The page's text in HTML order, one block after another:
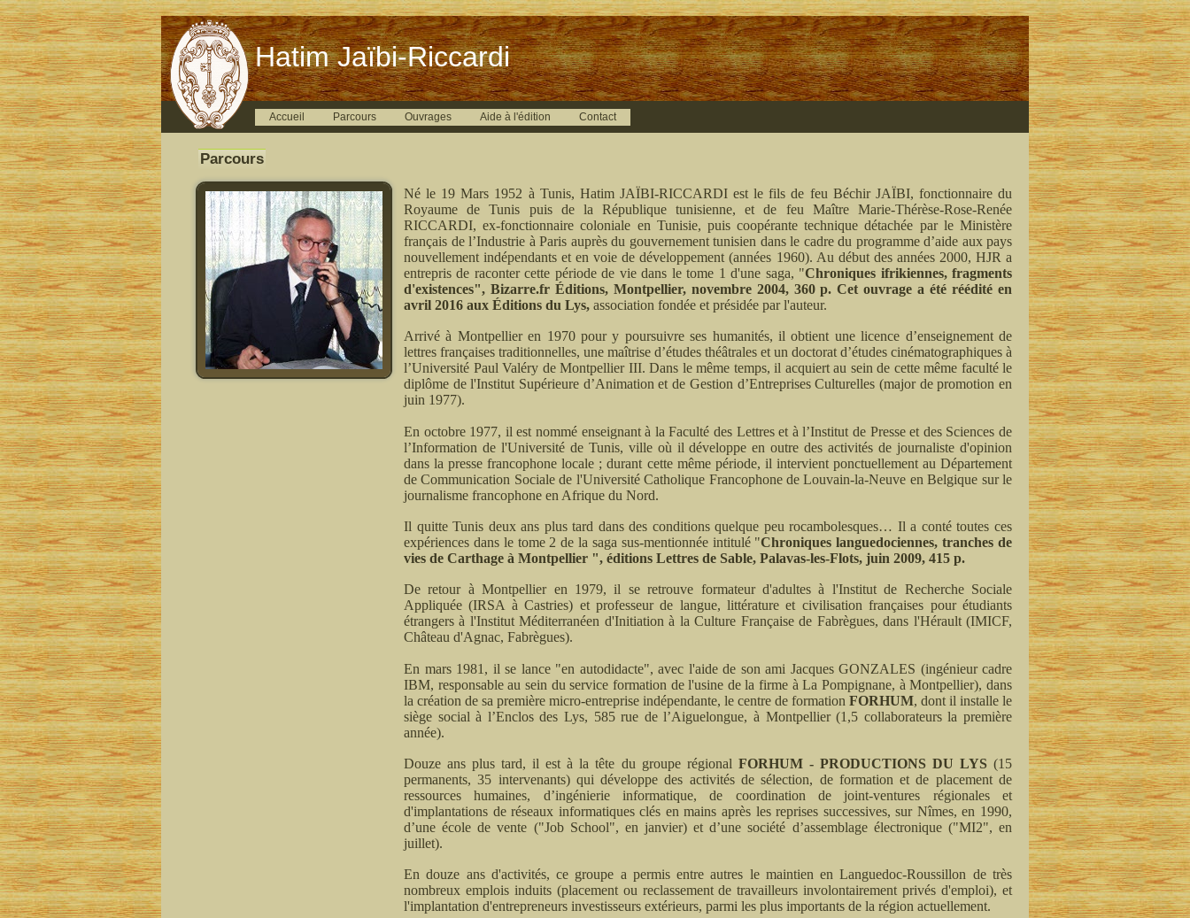
Hatim Jaïbi-Riccardi
Accueil Parcours Ouvrages Aide à l'édition Contact
Parcours
Né le 19 Mars 1952 à Tunis, Hatim JAÏBI-RICCARDI est le fils de feu Béchir JAÏBI, fonctionnaire du
Royaume de Tunis puis de la République tunisienne, et de feu Maître Marie-Thérèse-Rose-Renée
RICCARDI, ex-fonctionnaire coloniale en Tunisie, puis coopérante technique détachée par le Ministère
français de l’Industrie à Paris auprès du gouvernement tunisien dans le cadre du programme d’aide aux pays
nouvellement indépendants et en voie de développement (années 1960). Au début des années 2000, HJR a
entrepris de raconter cette période de vie dans le tome 1 d'une saga, "Chroniques ifrikiennes, fragments
d'existences", Bizarre.fr Éditions, Montpellier, novembre 2004, 360 p. Cet ouvrage a été réédité en
avril 2016 aux Éditions du Lys, association fondée et présidée par l'auteur.
Arrivé à Montpellier en 1970 pour y poursuivre ses humanités, il obtient une licence d’enseignement de
lettres françaises traditionnelles, une maîtrise d’études théâtrales et un doctorat d’études cinématographiques à
l’Université Paul Valéry de Montpellier III. Dans le même temps, il acquiert au sein de cette même faculté le
diplôme de l'Institut Supérieure d’Animation et de Gestion d’Entreprises Culturelles (major de promotion en
juin 1977).
En octobre 1977, il est nommé enseignant à la Faculté des Lettres et à l’Institut de Presse et des Sciences de
l’Information de l'Université de Tunis, ville où il développe en outre des activités de journaliste d'opinion
dans la presse francophone locale ; durant cette même période, il intervient ponctuellement au Département
de Communication Sociale de l'Université Catholique Francophone de Louvain-la-Neuve en Belgique sur le
journalisme francophone en Afrique du Nord.
Il quitte Tunis deux ans plus tard dans des conditions quelque peu rocambolesques… Il a conté toutes ces
expériences dans le tome 2 de la saga sus-mentionnée intitulé "Chroniques languedociennes, tranches de
vies de Carthage à Montpellier ", éditions Lettres de Sable, Palavas-les-Flots, juin 2009, 415 p.
De retour à Montpellier en 1979, il se retrouve formateur d'adultes à l'Institut de Recherche Sociale
Appliquée (IRSA à Castries) et professeur de langue, littérature et civilisation françaises pour étudiants
étrangers à l'Institut Méditerranéen d'Initiation à la Culture Française de Fabrègues, dans l'Hérault (IMICF,
Château d'Agnac, Fabrègues).
En mars 1981, il se lance "en autodidacte", avec l'aide de son ami Jacques GONZALES (ingénieur cadre
IBM, responsable au sein du service formation de l'usine de la firme à La Pompignane, à Montpellier), dans
la création de sa première micro-entreprise indépendante, le centre de formation FORHUM, dont il installe le
siège social à l’Enclos des Lys, 585 rue de l’Aiguelongue, à Montpellier (1,5 collaborateurs la première
année).
Douze ans plus tard, il est à la tête du groupe régional FORHUM - PRODUCTIONS DU LYS(15
permanents, 35 intervenants) qui développe des activités de sélection, de formation et de placement de
ressources humaines, d’ingénierie informatique, de coordination de joint-ventures régionales et
d'implantations de réseaux informatiques clés en mains après les reprises successives, sur Nîmes, en 1990,
d’une école de vente ("Job School", en janvier) et d’une société d’assemblage électronique ("MI2", en
juillet).
En douze ans d'activités, ce groupe a permis entre autres le maintien en Languedoc-Roussillon de très
nombreux emplois induits (placement ou reclassement de travailleurs involontairement privés d'emploi), et
l'implantation d'entrepreneurs investisseurs extérieurs, parmi les plus importants de la région actuellement.